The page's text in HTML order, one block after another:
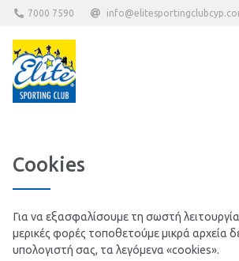
7000 7590
Cookies
Για να εξασφαλίσουμε τη σωστή
μερικές φορές τοποθετούμε μικρά αρχεία
υπολογιστή σας, τα λεγόμενα «cookies».